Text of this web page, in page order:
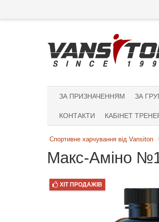
ЗА ПРИЗНАЧЕННЯМ ЗА
КОНТАКТИ КАБІНЕТ
Спортивне харчування від Vansiton
Макс-Аміно
ХІТ ПРОДАЖІВ